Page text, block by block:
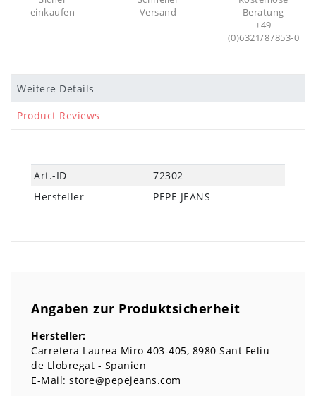
einkaufen
Versand
Beratung
+49
(0)6321/87853-0
Weitere Details
Product Reviews
Technisches
Merkmal
Wert
Art.-ID
72302
Hersteller
PEPE JEANS
Angaben zur Produktsicherheit
Hersteller:
Carretera Laurea Miro 403-405 8980 Sant Feliu
de Llobregat
Spanien
E-Mail: store@pepejeans.com